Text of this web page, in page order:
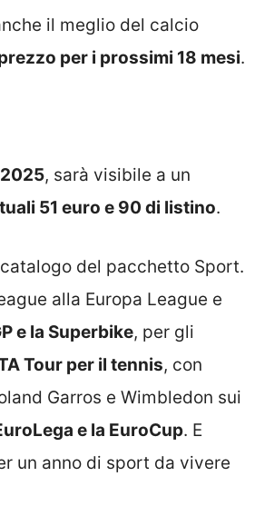
il meglio del calcio
per i prossimi 18 mesi.
, sarà visibile a un
51 euro e 90 di listino.
del pacchetto Sport.
alla Europa League e
e la Superbike, per gli
Tour per il tennis, con
Garros e Wimbledon sui
e la EuroCup. E
un anno di sport da vivere